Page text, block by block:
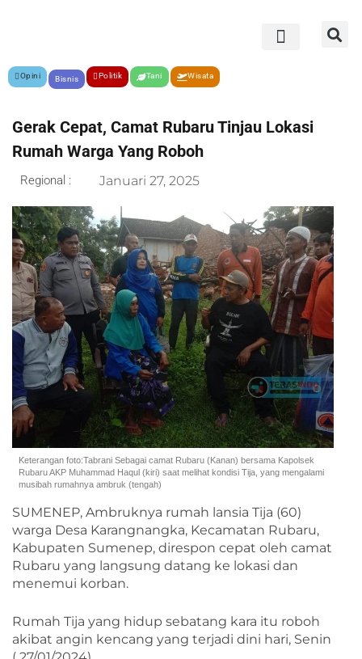
Opini Bisnis Politik Tani Wisata
Gerak Cepat, Camat Rubaru Tinjau Lokasi
Rumah Warga Yang Roboh
Regional : Januari 27, 2025
Keterangan foto:Tabrani Sebagai camat Rubaru (Kanan) bersama Kapolsek
Rubaru AKP Muhammad Haqul (kiri) saat melihat kondisi Tija, yang mengalami
musibah rumahnya ambruk (tengah)
SUMENEP, Ambruknya rumah lansia Tija (60)
warga Desa Karangnangka, Kecamatan Rubaru,
Kabupaten Sumenep, direspon cepat oleh camat
Rubaru yang langsung datang ke lokasi dan
menemui korban.
Rumah Tija yang hidup sebatang kara itu roboh
akibat angin kencang yang terjadi dini hari, Senin